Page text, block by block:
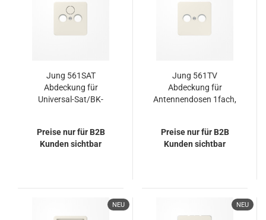
Jung 561SAT
Abdeckung für
Universal-Sat/BK-
weiß
Preise nur für B2B
Kunden sichtbar
Jung 561TV
Abdeckung für
Antennendosen 1fach,
Preise nur für B2B
Kunden sichtbar
NEU NEU